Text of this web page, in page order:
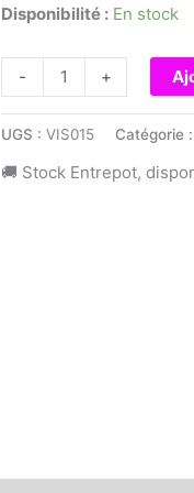
Disponibilité : En stock
-
quantité
de
Vis
Cylindrique
+
UGS : VIS015 Catégorie
🚚 Stock Entrepot,